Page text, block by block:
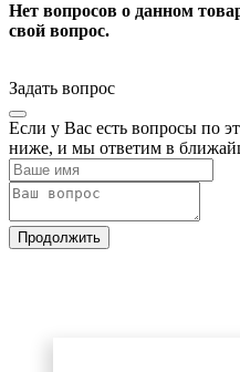
Нет вопросов о данном
свой вопрос.
Задать вопрос
Если у Вас есть вопросы по
ниже, и мы ответим в
Продолжить